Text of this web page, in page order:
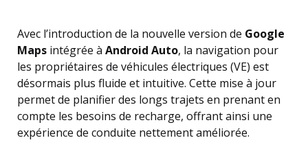
Avec l’introduction de la nouvelle version de Google
Maps intégrée à Android Auto, la navigation pour
les propriétaires de véhicules électriques (VE) est
désormais plus fluide et intuitive. Cette mise à jour
permet de planifier des longs trajets en prenant en
compte les besoins de recharge, offrant ainsi une
expérience de conduite nettement améliorée.